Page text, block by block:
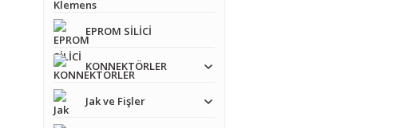
EPROM SİLİCİ
KONNEKTÖRLER
Jak ve Fişler